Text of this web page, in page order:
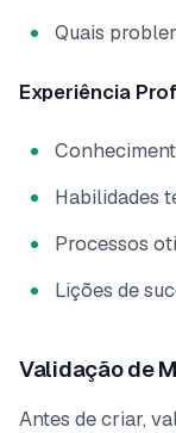
Quais
Experiência
Habilidades
Processos
Lições de
Validação de
Antes de criar,